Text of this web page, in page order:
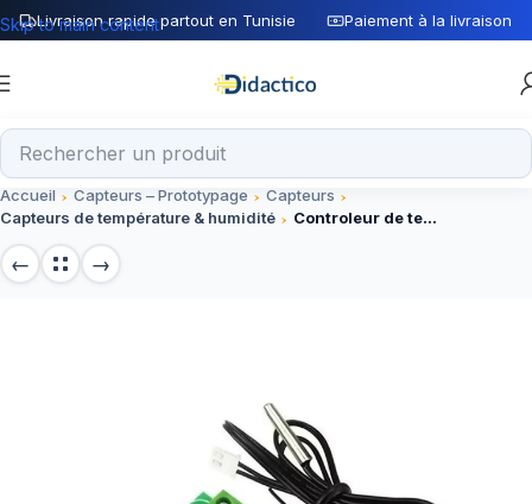
Livraison rapide partout en Tunisie Paiement à la livraison
Skip to main content
Accueil Capteurs – Prototypage
Capteurs
Capteurs de température & humidité
Controleur de temperature W1209 – 12V DC + sonde